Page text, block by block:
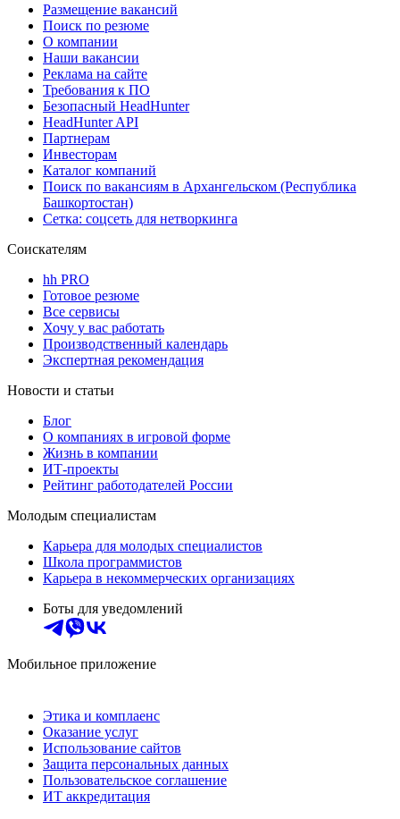
Размещение вакансий
Поиск по резюме
О компании
Наши вакансии
Реклама на сайте
Требования к ПО
Безопасный HeadHunter
HeadHunter API
Партнерам
Инвесторам
Каталог компаний
Поиск по вакансиям в Архангельском (Республика
Башкортостан)
Сетка: соцсеть для нетворкинга
Соискателям
hh PRO
Готовое резюме
Все сервисы
Хочу у вас работать
Производственный календарь
Экспертная рекомендация
Новости и статьи
Блог
О компаниях в игровой форме
Жизнь в компании
ИТ-проекты
Рейтинг работодателей России
Молодым специалистам
Карьера для молодых специалистов
Школа программистов
Карьера в некоммерческих организациях
Боты для уведомлений
Мобильное приложение
Этика и комплаенс
Оказание услуг
Использование сайтов
Защита персональных данных
Пользовательское соглашение
ИТ аккредитация